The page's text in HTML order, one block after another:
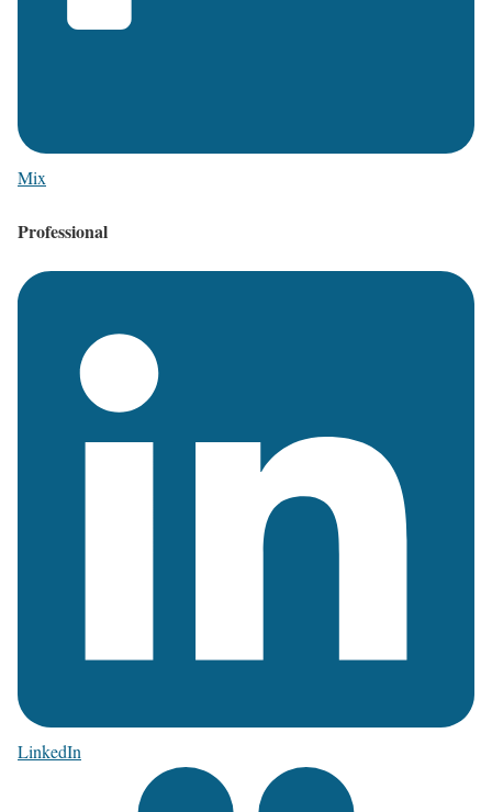
Mix
Professional
LinkedIn